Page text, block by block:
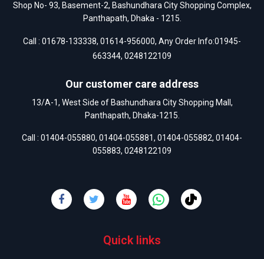
Shop No- 93, Basement-2, Bashundhara City Shopping Complex,
Panthapath, Dhaka - 1215.
Call : 01678-133338, 01614-956000, Any Order Info:01945-
663344, 0248122109
Our customer care address
13/A-1, West Side of Bashundhara City Shopping Mall,
Panthapath, Dhaka-1215.
Call : 01404-055880, 01404-055881, 01404-055882, 01404-
055883, 0248122109
Quick links